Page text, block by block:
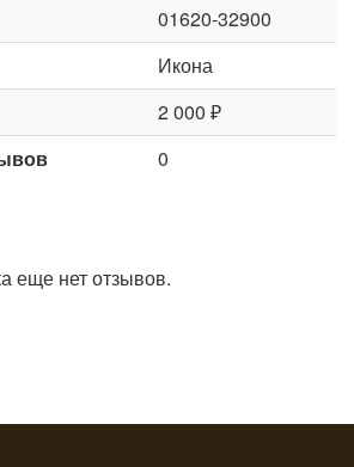
01620-32900
Икона
2 000 ₽
0
еще нет отзывов.